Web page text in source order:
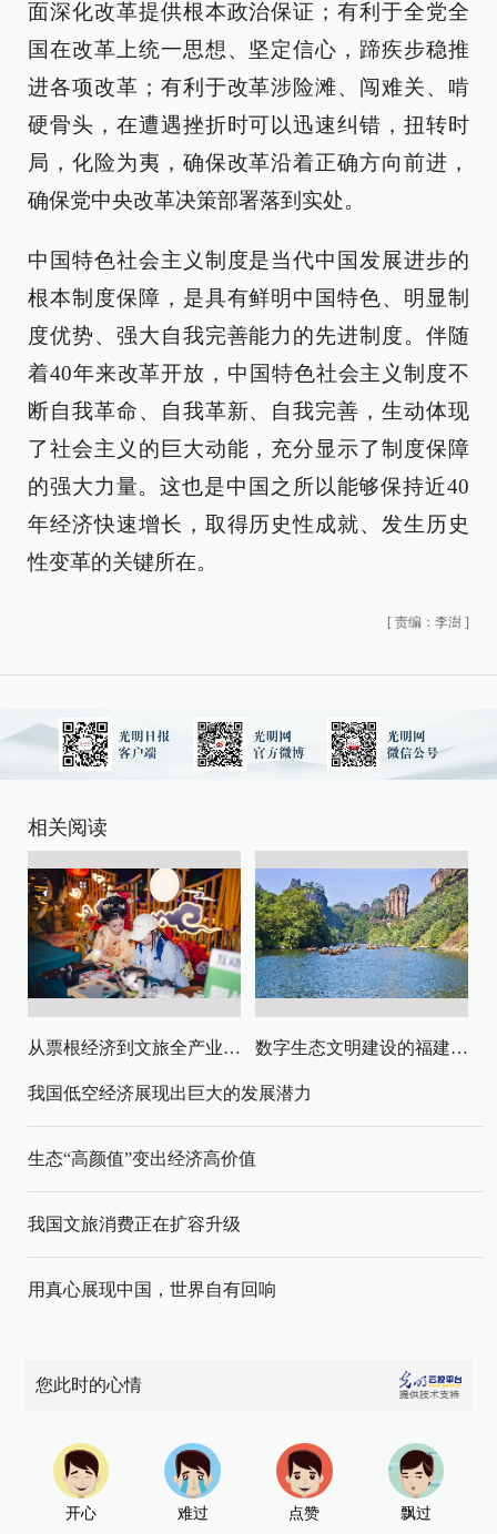
面深化改革提供根本政治保证；有利于全党全
国在改革上统一思想、坚定信心，蹄疾步稳推
进各项改革；有利于改革涉险滩、闯难关、啃
硬骨头，在遭遇挫折时可以迅速纠错，扭转时
局，化险为夷，确保改革沿着正确方向前进，
确保党中央改革决策部署落到实处。
中国特色社会主义制度是当代中国发展进步的
根本制度保障，是具有鲜明中国特色、明显制
度优势、强大自我完善能力的先进制度。伴随
着40年来改革开放，中国特色社会主义制度不
断自我革命、自我革新、自我完善，生动体现
了社会主义的巨大动能，充分显示了制度保障
的强大力量。这也是中国之所以能够保持近40
年经济快速增长，取得历史性成就、发生历史
性变革的关键所在。
[ 责编：李澍 ]
相关阅读
从票根经济到文旅全产业链升级 数字生态文明建设的福建路径与启示
我国低空经济展现出巨大的发展潜力
生态“高颜值”变出经济高价值
我国文旅消费正在扩容升级
用真心展现中国，世界自有回响
您此时的心情
开心 难过 点赞 飘过